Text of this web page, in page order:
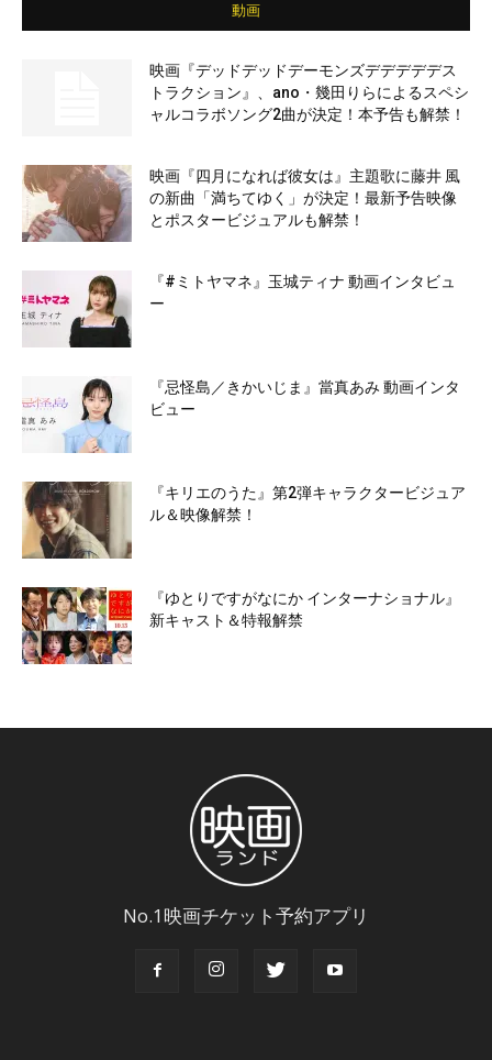
動画
映画『デッドデッドデーモンズデデデデデス
トラクション』、ano・幾田りらによるスペシ
ャルコラボソング2曲が決定！本予告も解禁！
映画『四月になれば彼女は』主題歌に藤井 風
の新曲「満ちてゆく」が決定！最新予告映像
とポスタービジュアルも解禁！
『#ミトヤマネ』玉城ティナ 動画インタビュ
ー
『忌怪島／きかいじま』當真あみ 動画インタ
ビュー
『キリエのうた』第2弾キャラクタービジュア
ル＆映像解禁！
『ゆとりですがなにか インターナショナル』
新キャスト＆特報解禁
No.1映画チケット予約アプリ